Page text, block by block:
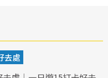
去處